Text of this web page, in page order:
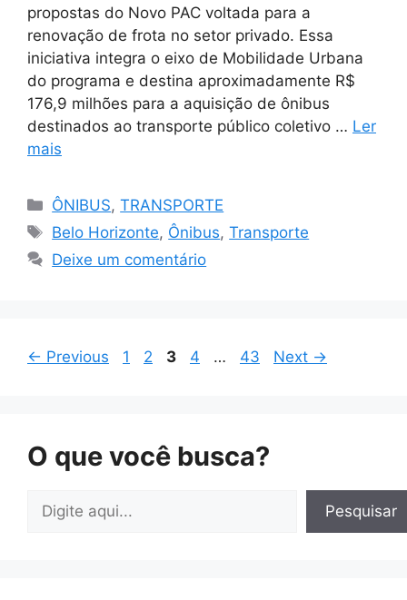
propostas do Novo PAC voltada para a
renovação de frota no setor privado. Essa
iniciativa integra o eixo de Mobilidade Urbana
do programa e destina aproximadamente R$
176,9 milhões para a aquisição de ônibus
destinados ao transporte público coletivo … Ler
mais
Categorias
ÔNIBUS,TRANSPORTE
Tags
Belo Horizonte, Ônibus,Transporte
Deixe um comentário
← Previous Page
1 Page
2 Page
3 Page
4 … Page
43 Next →
O que você busca?
Pesquisar